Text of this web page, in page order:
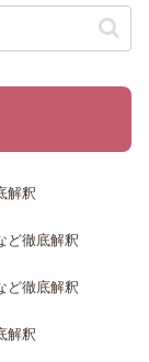
解釈
ど徹底解釈
ど徹底解釈
解釈